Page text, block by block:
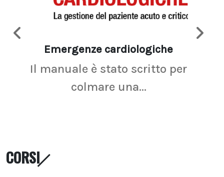
Emergenze cardiologiche
Il manuale è stato scritto per
colmare una...
CORSI